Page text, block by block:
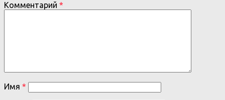
Комментарий *
Имя *